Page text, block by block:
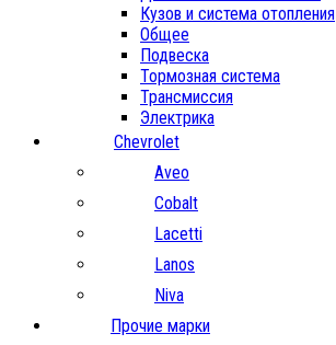
Кузов и система отопления
Общее
Подвеска
Тормозная система
Трансмиссия
Электрика
Chevrolet
Aveo
Cobalt
Lacetti
Lanos
Niva
Прочие марки